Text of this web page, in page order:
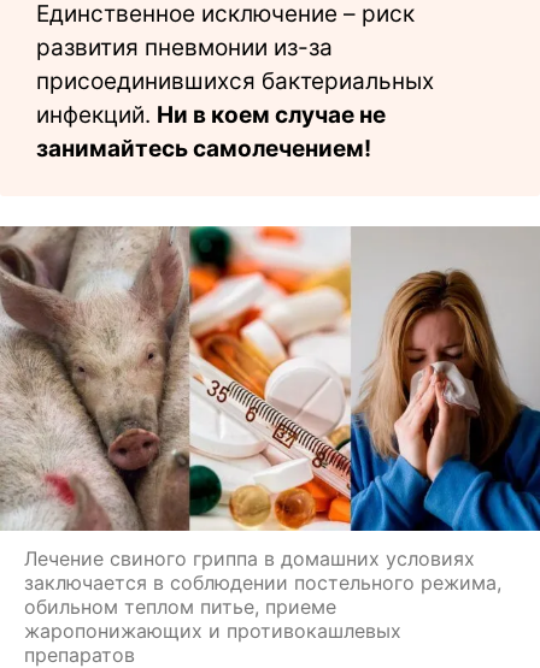
Единственное исключение – риск
развития пневмонии из-за
присоединившихся бактериальных
инфекций. Ни в коем случае не
занимайтесь самолечением!
Лечение свиного гриппа в домашних условиях
заключается в соблюдении постельного режима,
обильном теплом питье, приеме
жаропонижающих и противокашлевых
препаратов